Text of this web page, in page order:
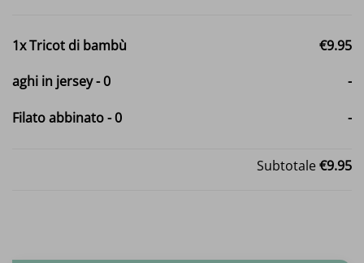
1xTricot di bambù €9.95
aghi in jersey-0 -
Filato abbinato-0 -
Subtotale€9.95